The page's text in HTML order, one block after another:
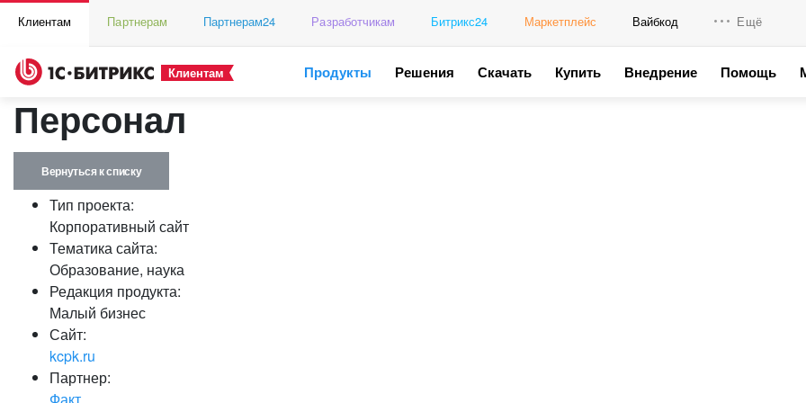
Клиентам Партнерам Партнерам24 Разработчикам Битрикс24 Маркетплейс Вайбкод Ещё
Клиентам Продукты Решения Скачать Купить Внедрение Помощь
Персонал
Вернуться к списку
Тип проекта:
Корпоративный сайт
Тематика сайта:
Образование, наука
Редакция продукта:
Малый бизнес
Сайт:
kcpk.ru
Партнер: